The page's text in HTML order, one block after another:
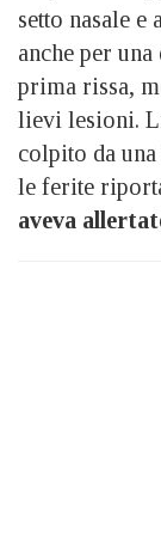
setto nasale e
anche per
prima rissa,
lievi lesioni.
colpito da
le ferite
aveva